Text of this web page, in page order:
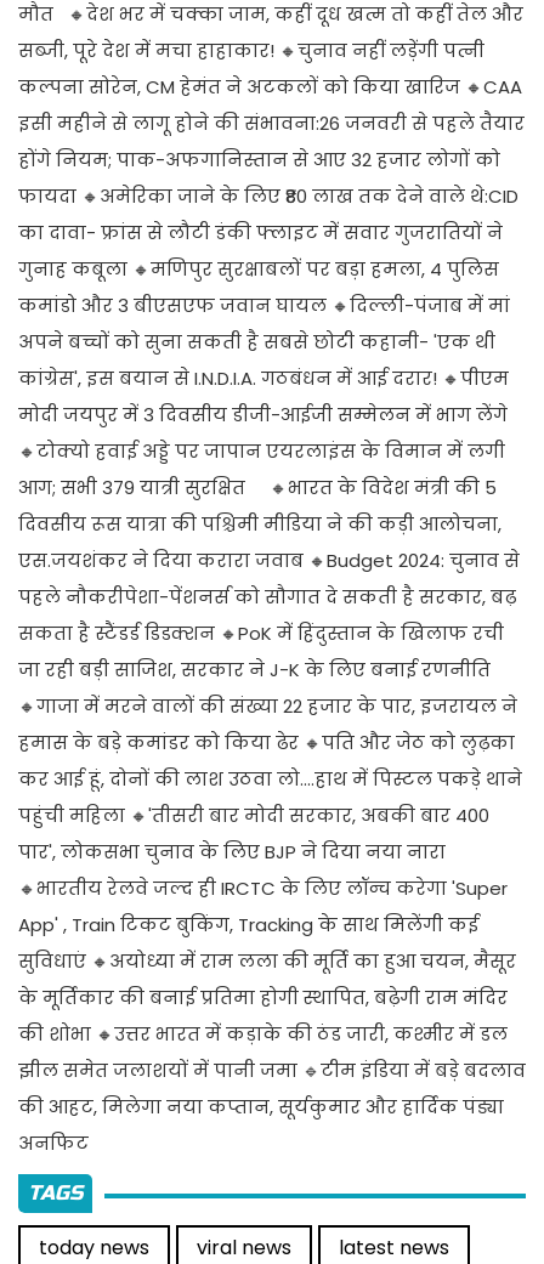
मौत 🔸देश भर में चक्का जाम, कहीं दूध खत्म तो कहीं तेल और
सब्जी, पूरे देश में मचा हाहाकार! 🔸चुनाव नहीं लड़ेंगी पत्नी
कल्पना सोरेन, CM हेमंत ने अटकलों को किया खारिज 🔸CAA
इसी महीने से लागू होने की संभावना:26 जनवरी से पहले तैयार
होंगे नियम; पाक-अफगानिस्तान से आए 32 हजार लोगों को
फायदा 🔸अमेरिका जाने के लिए ₹80 लाख तक देने वाले थे:CID
का दावा- फ्रांस से लौटी डंकी फ्लाइट में सवार गुजरातियों ने
गुनाह कबूला 🔸मणिपुर सुरक्षाबलों पर बड़ा हमला, 4 पुलिस
कमांडो और 3 बीएसएफ जवान घायल 🔸दिल्ली-पंजाब में मां
अपने बच्चों को सुना सकती है सबसे छोटी कहानी- 'एक थी
कांग्रेस', इस बयान से I.N.D.I.A. गठबंधन में आई दरार! 🔸पीएम
मोदी जयपुर में 3 दिवसीय डीजी-आईजी सम्मेलन में भाग लेंगे
🔸टोक्यो हवाई अड्डे पर जापान एयरलाइंस के विमान में लगी
आग; सभी 379 यात्री सुरक्षित 🔸भारत के विदेश मंत्री की 5
दिवसीय रूस यात्रा की पश्चिमी मीडिया ने की कड़ी आलोचना,
एस.जयशंकर ने दिया करारा जवाब 🔸Budget 2024: चुनाव से
पहले नौकरीपेशा-पेंशनर्स को सौगात दे सकती है सरकार, बढ़
सकता है स्टैंडर्ड डिडक्शन 🔸PoK में हिंदुस्तान के खिलाफ रची
जा रही बड़ी साजिश, सरकार ने J-K के लिए बनाई रणनीति
🔸गाजा में मरने वालों की संख्या 22 हजार के पार, इजरायल ने
हमास के बड़े कमांडर को किया ढेर 🔸पति और जेठ को लुढ़का
कर आई हूं, दोनों की लाश उठवा लो....हाथ में पिस्टल पकड़े थाने
पहुंची महिला 🔸'तीसरी बार मोदी सरकार, अबकी बार 400
पार', लोकसभा चुनाव के लिए BJP ने दिया नया नारा
🔸भारतीय रेलवे जल्द ही IRCTC के लिए लॉन्च करेगा 'Super
App' , Train टिकट बुकिंग, Tracking के साथ मिलेंगी कई
सुविधाएं 🔸अयोध्या में राम लला की मूर्ति का हुआ चयन, मैसूर
के मूर्तिकार की बनाई प्रतिमा होगी स्थापित, बढ़ेगी राम मंदिर
की शोभा 🔸उत्तर भारत में कड़ाके की ठंड जारी, कश्मीर में डल
झील समेत जलाशयों में पानी जमा 🔹टीम इंडिया में बड़े बदलाव
की आहट, मिलेगा नया कप्तान, सूर्यकुमार और हार्दिक पंड्या
अनफिट
TAGS
today news viral news
latest news